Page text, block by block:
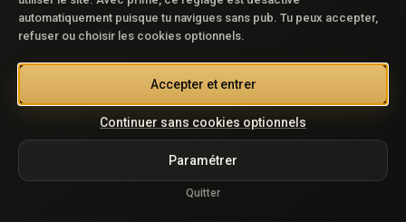
automatiquement puisque tu navigues sans pub. Tu peux accepter,
refuser ou choisir les cookies optionnels.
Accepter et entrer
Continuer sans cookies optionnels
Paramétrer
Quitter